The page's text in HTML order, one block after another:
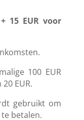
15 EUR voor
100 EUR
EUR.
gebruikt om
betalen.